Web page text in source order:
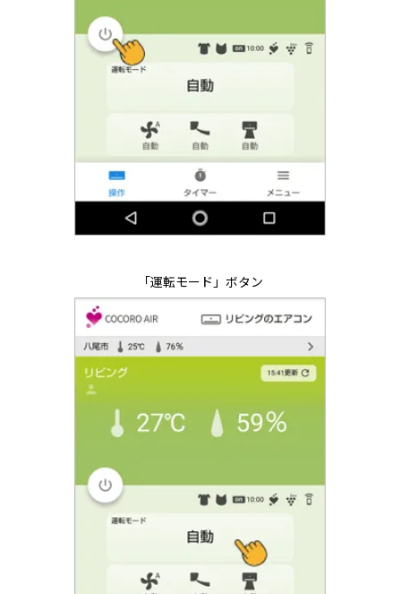
「運転モード」ボタン